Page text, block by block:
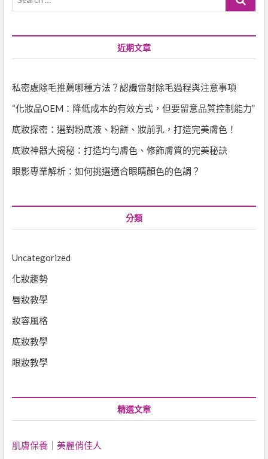
近期文章
私密處除毛推薦哪種方法？認識雷射除毛過程與注意事項
“化妝品OEM：降低成本的有效方式，但要留意品質控制能力”
底妝探密：選對粉底液、粉餅、妝前乳，打造完美膚色！
底妝神器大揭秘：打造均勻膚色、修飾膚質的完美秘訣
眼影專業解析：如何挑選適合眼睛顏色的色調？
分類
Uncategorized
化妝趨勢
唇妝教學
妝容風格
底妝教學
眼妝教學
精選文章
肌膚保養｜美麗俏佳人